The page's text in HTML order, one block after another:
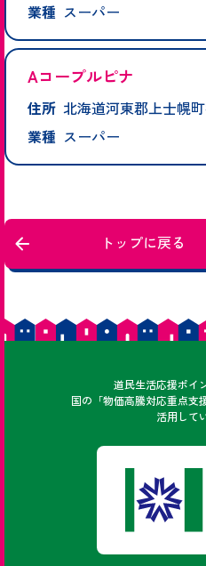
業種 スーパー
Aコープルピナ
住所 北海道河東郡上士幌
業種 スーパー
トップに戻る
道民どうみん
生活応援ポイ
国の「物価高騰対応重点支
活用して